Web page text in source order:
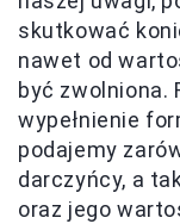
skutkować
nawet od
być zwolniona.
wypełnienie
podajemy
darczyńcy, a
oraz jego